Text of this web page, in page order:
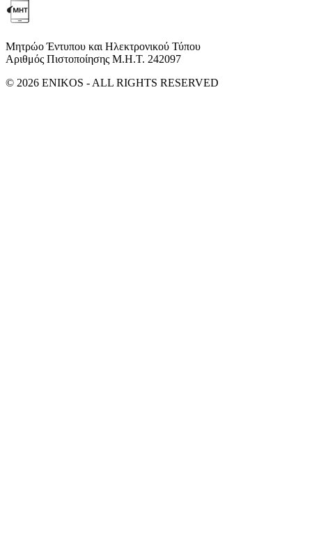
Μητρώο Έντυπου και Ηλεκτρονικού Τύπου
Αριθμός Πιστοποίησης Μ.Η.Τ. 242097
© 2026 ENIKOS - ALL RIGHTS RESERVED